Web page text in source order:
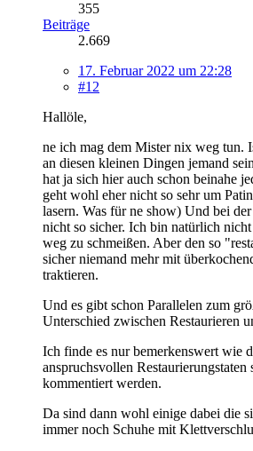
355
Beiträge
2.669
17. Februar 2022 um 22:28
#12
Hallöle,
ne ich mag dem Mister nix weg tun.
an diesen kleinen Dingen jemand
hat ja sich hier auch schon beinahe
geht wohl eher nicht so sehr um
lasern. Was für ne show) Und bei
nicht so sicher. Ich bin natürlich
weg zu schmeißen. Aber den so
sicher niemand mehr mit
traktieren.
Und es gibt schon Parallelen zum
Unterschied zwischen Restaurieren
Ich finde es nur bemerkenswert wie
anspruchsvollen Restaurierungstaten
kommentiert werden.
Da sind dann wohl einige dabei die
immer noch Schuhe mit